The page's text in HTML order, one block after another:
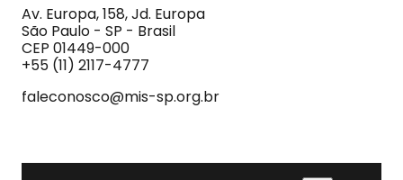
Imagem
e
do
Som
Av. Europa, 158, Jd. Europa
São Paulo - SP - Brasil
CEP 01449-000
+55 (11) 2117-4777
faleconosco@mis-sp.org.br